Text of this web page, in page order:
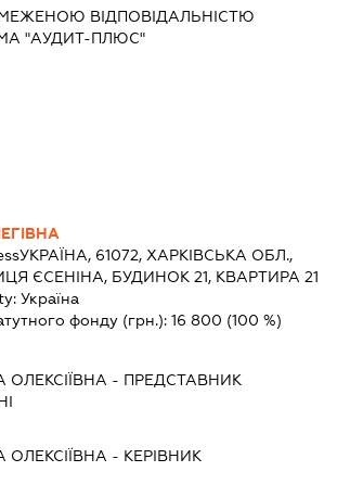
ВІДПОВІДАЛЬНІСТЮ
"АУДИТ-ПЛЮС"
УКРАЇНА, 61072, ХАРКІВСЬКА ОБЛ.,
ЄСЕНІНА, БУДИНОК 21, КВАРТИРА 21
Україна
фонду (грн.):16 800 (100 %)
- ПРЕДСТАВНИК
- КЕРІВНИК